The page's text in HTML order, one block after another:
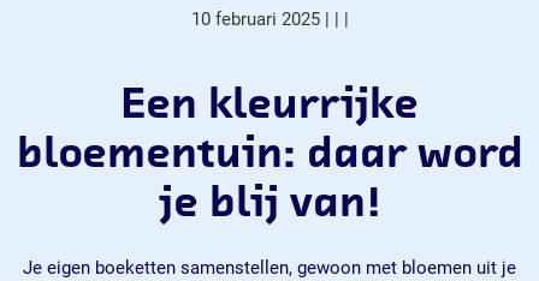
10 februari 2025 | | |
Een kleurrijke
bloementuin: daar word
je blij van!
Je eigen boeketten samenstellen, gewoon met bloemen uit je